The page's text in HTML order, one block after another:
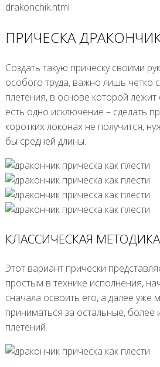
drakonchik.html
ПРИЧЕСКА
Создать такую прическу своими
особого труда, важно лишь четко
плетения, в основе которой
есть одно исключение – сделать
коротких локонах не получится,
бы средней длины.
КЛАССИЧЕСКАЯ
Этот вариант прически
простым в технике исполнения,
сначала освоить его, а далее уже
приниматься за остальные, более
плетений.